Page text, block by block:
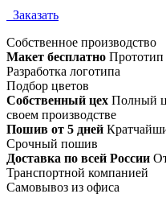
Заказать
Собственное производство
Макет бесплатно Прототип
Разработка логотипа
Подбор цветов
Собственный цех Полный
своем производстве
Пошив от 5 дней
Срочный пошив
Доставка по всей России
Транспортной компанией
Самовывоз из офиса